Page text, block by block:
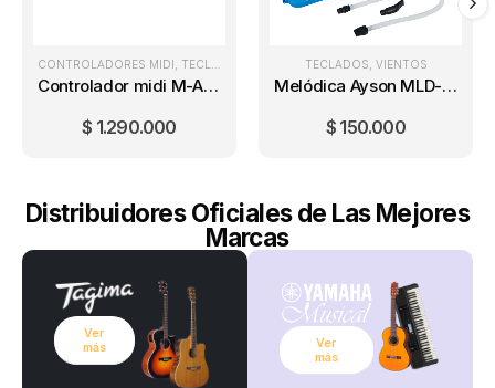
CONTROLADORES MIDI TECLADOS
Controlador midi M-AUDIO Oxygen 61 MKV
$ 1.290.000
TECLADOS VIENTOS
Melódica Ayson MLD-37H + Estuche semiduro
$ 150.000
Distribuidores Oficiales de Las Mejores
Marcas
Ver
más
Ver
más